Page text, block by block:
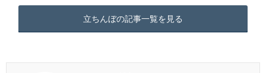
立ちんぼの記事一覧を見る